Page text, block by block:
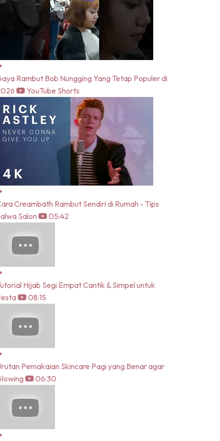
Rambut Bob Nungging Yang Tetap Populer di
YouTube Shorts
Creambath Rambut Sendiri di Rumah - Tips
Salon
05:42
Hijab Segi Empat Cantik & Simpel untuk
08:15
Pemakaian Skincare Pagi yang Benar agar
06:30